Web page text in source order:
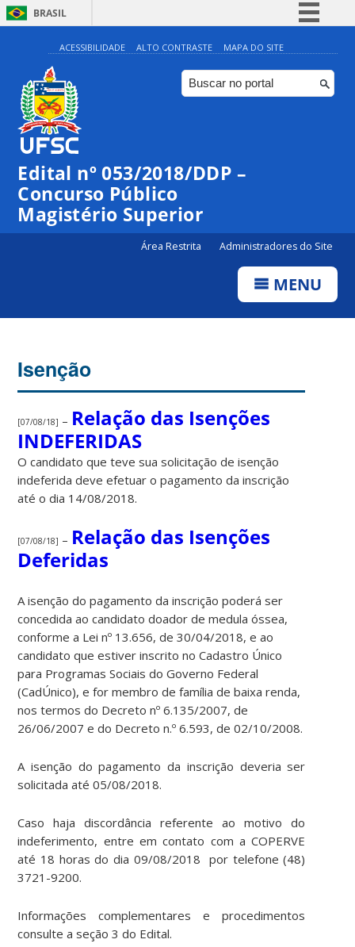
BRASIL
Simplifique!
Comunica BR
Participe
Canais
ACESSIBILIDADE ALTO CONTRASTE MAPA DO SITE
Edital nº 053/2018/DDP –
Concurso Público
Magistério Superior
Área Restrita Administradores do Site
MENU
Isenção
[07/08/18] – Relação das Isenções
INDEFERIDAS
O candidato que teve sua solicitação de isenção
indeferida deve efetuar o pagamento da inscrição
até o dia 14/08/2018.
[07/08/18] – Relação das Isenções
Deferidas
A isenção do pagamento da inscrição poderá ser
concedida ao candidato doador de medula óssea,
conforme a Lei nº 13.656, de 30/04/2018, e ao
candidato que estiver inscrito no Cadastro Único
para Programas Sociais do Governo Federal
(CadÚnico), e for membro de família de baixa renda,
nos termos do Decreto nº 6.135/2007, de
26/06/2007 e do Decreto n.º 6.593, de 02/10/2008.
A isenção do pagamento da inscrição deveria ser
solicitada até 05/08/2018.
Caso haja discordância referente ao motivo do
indeferimento, entre em contato com a COPERVE
até 18 horas do dia 09/08/2018 por telefone (48)
3721-9200.
Informações complementares e procedimentos
consulte a seção 3 do Edital.